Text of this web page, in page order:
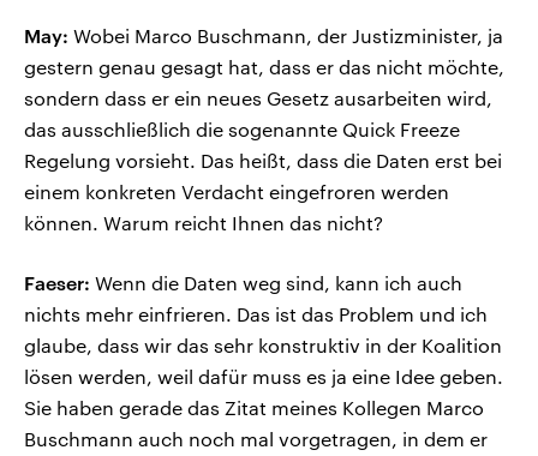
May: Wobei Marco Buschmann, der Justizminister, ja
gestern genau gesagt hat, dass er das nicht möchte,
sondern dass er ein neues Gesetz ausarbeiten wird,
das ausschließlich die sogenannte Quick Freeze
Regelung vorsieht. Das heißt, dass die Daten erst bei
einem konkreten Verdacht eingefroren werden
können. Warum reicht Ihnen das nicht?
Faeser: Wenn die Daten weg sind, kann ich auch
nichts mehr einfrieren. Das ist das Problem und ich
glaube, dass wir das sehr konstruktiv in der Koalition
lösen werden, weil dafür muss es ja eine Idee geben.
Sie haben gerade das Zitat meines Kollegen Marco
Buschmann auch noch mal vorgetragen, in dem er